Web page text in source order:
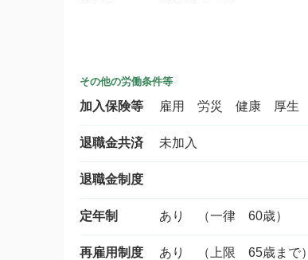
その他の労働条件等
加入保険等 雇用 労災 健康 厚生
退職金共済 未加入
退職金制度
定年制 あり （一律 60歳）
再雇用制度 あり （上限 65歳まで）